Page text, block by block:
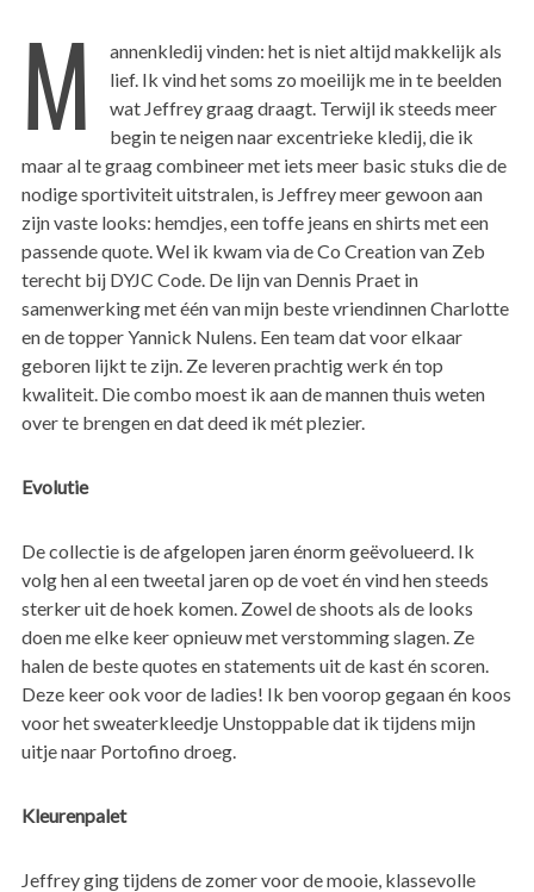
M
annenkledij vinden: het is niet altijd makkelijk als
lief. Ik vind het soms zo moeilijk me in te beelden
wat Jeffrey graag draagt. Terwijl ik steeds meer
begin te neigen naar excentrieke kledij, die ik
maar al te graag combineer met iets meer basic stuks die de
nodige sportiviteit uitstralen, is Jeffrey meer gewoon aan
zijn vaste looks: hemdjes, een toffe jeans en shirts met een
passende quote. Wel ik kwam via de Co Creation van Zeb
terecht bij DYJC Code. De lijn van Dennis Praet in
samenwerking met één van mijn beste vriendinnen Charlotte
en de topper Yannick Nulens. Een team dat voor elkaar
geboren lijkt te zijn. Ze leveren prachtig werk én top
kwaliteit. Die combo moest ik aan de mannen thuis weten
over te brengen en dat deed ik mét plezier.
Evolutie
De collectie is de afgelopen jaren énorm geëvolueerd. Ik
volg hen al een tweetal jaren op de voet én vind hen steeds
sterker uit de hoek komen. Zowel de shoots als de looks
doen me elke keer opnieuw met verstomming slagen. Ze
halen de beste quotes en statements uit de kast én scoren.
Deze keer ook voor de ladies! Ik ben voorop gegaan én koos
voor het sweaterkleedje Unstoppable dat ik tijdens mijn
uitje naar Portofino droeg.
Kleurenpalet
Jeffrey ging tijdens de zomer voor de mooie, klassevolle